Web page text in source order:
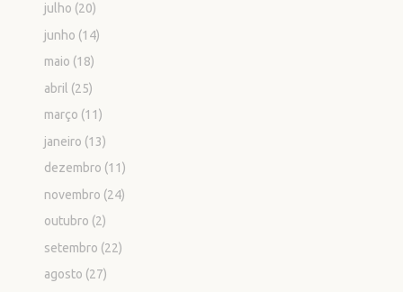
julho (20)
junho (14)
maio (18)
abril (25)
março (11)
janeiro (13)
dezembro (11)
novembro (24)
outubro (2)
setembro (22)
agosto (27)